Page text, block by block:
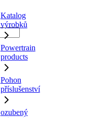
Katalog
výrobků
Powertrain
products
Pohon
příslušenství
ozubený